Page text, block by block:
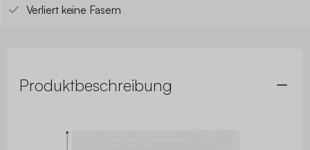
Verliert keine Fasern
Produktbeschreibung